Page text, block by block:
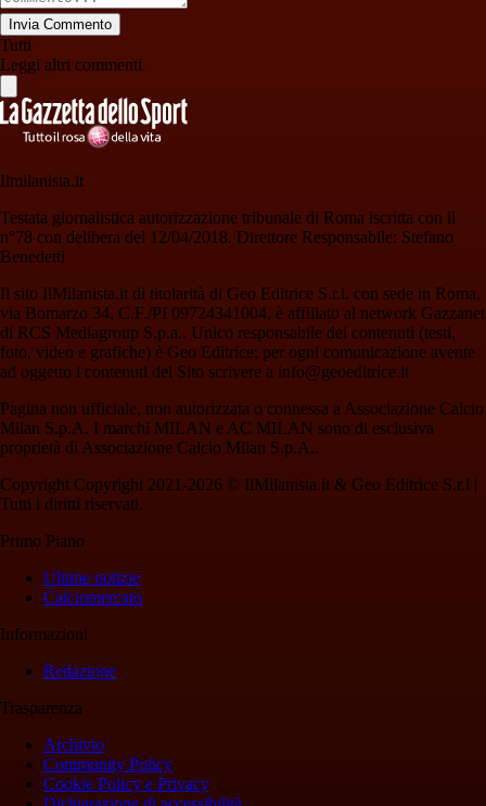
Invia Commento
Tutti
Leggi altri commenti
Ilmilanista.it
Testata giornalistica autorizzazione tribunale di Roma iscritta con il
n°78 con delibera del 12/04/2018. Direttore Responsabile: Stefano
Benedetti
Il sito IlMilanista.it di titolarità di Geo Editrice S.r.l. con sede in Roma,
via Bomarzo 34, C.F./PI 09724341004, è affiliato al network Gazzanet
di RCS Mediagroup S.p.a.. Unico responsabile dei contenuti (testi,
foto, video e grafiche) è Geo Editrice; per ogni comunicazione avente
ad oggetto i contenuti del Sito scrivere a info@geoeditrice.it
Pagina non ufficiale, non autorizzata o connessa a Associazione Calcio
Milan S.p.A. I marchi MILAN e AC MILAN sono di esclusiva
proprietà di Associazione Calcio Milan S.p.A..
Copyright Copyright 2021-2026 © IlMilanista.it & Geo Editrice S.r.l |
Tutti i diritti riservati.
Primo Piano
Ultime notizie
Calciomercato
Informazioni
Redazione
Trasparenza
Archivio
Community Policy
Cookie Policy e Privacy